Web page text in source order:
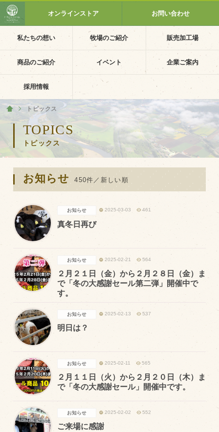
私たちの想い 牧場のご紹介 販売加工場
商品のご紹介 イベント 企業ご案内
採用情報
オンラインストア お問い合わせ
TOPICS
トピックス
ホーム
トピックス
お知らせ 450件／新しい順
2025-03-03 461
真冬日再び
お知らせ
2025-02-21 564
２月２１日（金）から２月２８日（金）ま
で「冬の大感謝セール第二弾」開催中で
す。
お知らせ
2025-02-13 537
明日は？
お知らせ
2025-02-11 565
２月１１日（火）から２月２０日（木）ま
で「冬の大感謝セール」開催中です。
お知らせ
2025-02-02 552
ご来場に感謝
お知らせ
ホーム
私たちの想い
PV動画
イベントカレンダー
イベント一覧
採用情報
企業ご案内
会社概要・沿革
個人情報保護方針
お知らせ
お客様の声
オリジナル投稿レシピ
十勝帯広の観光
採用情報
牧場の仕事
その他
牧場のご紹介